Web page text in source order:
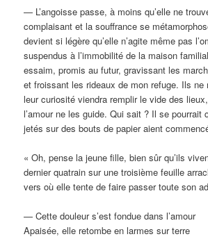
— L’angoisse passe, à moins qu’elle ne
complaisant et la souffrance se
devient si légère qu’elle n’agite même pas
suspendus à l’immobilité de la maison
essaim, promis au futur, gravissant les
et froissant les rideaux de mon refuge. Ils ne
leur curiosité viendra remplir le vide des
l’amour ne les guide. Qui sait ? Il se pourrait
jetés sur des bouts de papier aient
« Oh, pense la jeune fille, bien sûr qu’ils
dernier quatrain sur une troisième feuille
vers où elle tente de faire passer toute son
— Cette douleur s’est fondue dans l’amour
Apaisée, elle retombe en larmes sur terre